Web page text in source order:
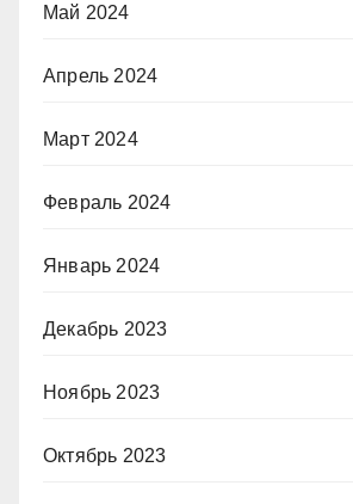
Май 2024
Апрель 2024
Март 2024
Февраль 2024
Январь 2024
Декабрь 2023
Ноябрь 2023
Октябрь 2023